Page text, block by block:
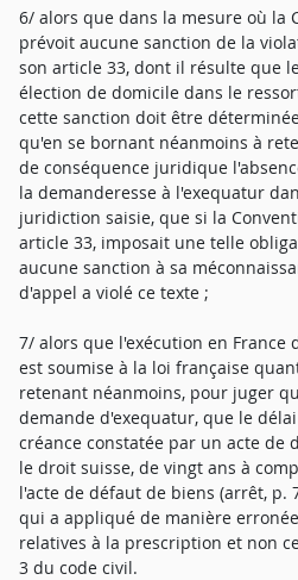
6/ alors que dans la mesure où la
prévoit aucune sanction de la
son article 33, dont il résulte que
élection de domicile dans le
cette sanction doit être
qu'en se bornant néanmoins à
de conséquence juridique
la demanderesse à l'exequatur
juridiction saisie, que si la
article 33, imposait une telle
aucune sanction à sa
d'appel a violé ce texte ;
7/ alors que l'exécution en France
est soumise à la loi française
retenant néanmoins, pour juger
demande d'exequatur, que le
créance constatée par un acte de
le droit suisse, de vingt ans à
l'acte de défaut de biens (arrêt, p.
qui a appliqué de manière
relatives à la prescription et non
3 du code civil.